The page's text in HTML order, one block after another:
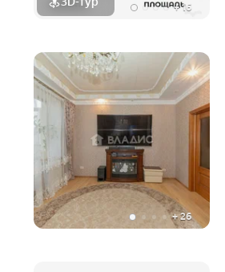
+16
+26